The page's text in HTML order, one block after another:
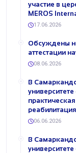
участие в
MEROS
17.06.2026
Обсуждены
аттестации
08.06.2026
В
06.06.2026
В